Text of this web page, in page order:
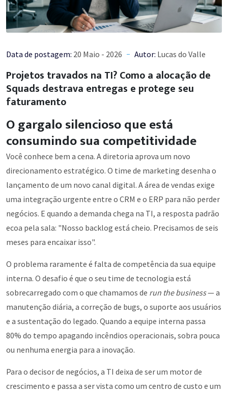
Data de postagem: 20 Maio - 2026 Autor: Lucas do Valle
Projetos travados na TI? Como a alocação de
Squads destrava entregas e protege seu
faturamento
O gargalo silencioso que está
consumindo sua competitividade
Você conhece bem a cena. A diretoria aprova um novo
direcionamento estratégico. O time de marketing desenha o
lançamento de um novo canal digital. A área de vendas exige
uma integração urgente entre o CRM e o ERP para não perder
negócios. E quando a demanda chega na TI, a resposta padrão
ecoa pela sala: "Nosso backlog está cheio. Precisamos de seis
meses para encaixar isso".
O problema raramente é falta de competência da sua equipe
interna. O desafio é que o seu time de tecnologia está
sobrecarregado com o que chamamos de run the business— a
manutenção diária, a correção de bugs, o suporte aos usuários
e a sustentação do legado. Quando a equipe interna passa
80% do tempo apagando incêndios operacionais, sobra pouca
ou nenhuma energia para a inovação.
Para o decisor de negócios, a TI deixa de ser um motor de
crescimento e passa a ser vista como um centro de custo e um